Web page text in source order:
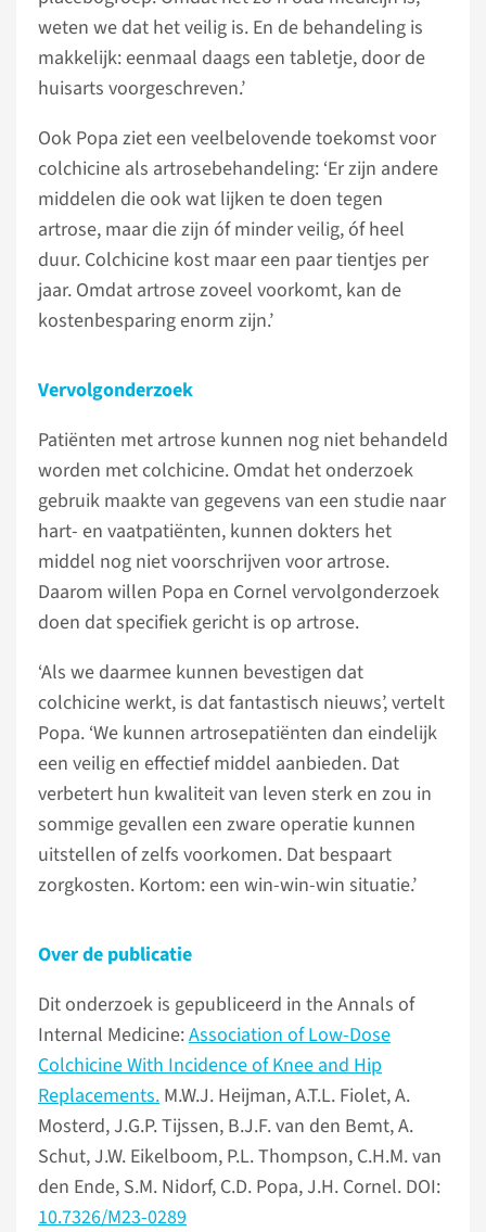
weten we dat het veilig is. En de behandeling is
makkelijk: eenmaal daags een tabletje, door de
huisarts voorgeschreven.’
Ook Popa ziet een veelbelovende toekomst voor
colchicine als artrosebehandeling: ‘Er zijn andere
middelen die ook wat lijken te doen tegen
artrose, maar die zijn óf minder veilig, óf heel
duur. Colchicine kost maar een paar tientjes per
jaar. Omdat artrose zoveel voorkomt, kan de
kostenbesparing enorm zijn.’
Vervolgonderzoek
Patiënten met artrose kunnen nog niet behandeld
worden met colchicine. Omdat het onderzoek
gebruik maakte van gegevens van een studie naar
hart- en vaatpatiënten, kunnen dokters het
middel nog niet voorschrijven voor artrose.
Daarom willen Popa en Cornel vervolgonderzoek
doen dat specifiek gericht is op artrose.
‘Als we daarmee kunnen bevestigen dat
colchicine werkt, is dat fantastisch nieuws’, vertelt
Popa. ‘We kunnen artrosepatiënten dan eindelijk
een veilig en effectief middel aanbieden. Dat
verbetert hun kwaliteit van leven sterk en zou in
sommige gevallen een zware operatie kunnen
uitstellen of zelfs voorkomen. Dat bespaart
zorgkosten. Kortom: een win-win-win situatie.’
Over de publicatie
Dit onderzoek is gepubliceerd in the Annals of
Internal Medicine:Association of Low-Dose
Colchicine With Incidence of Knee and Hip
Replacements. M.W.J. Heijman, A.T.L. Fiolet, A.
Mosterd, J.G.P. Tijssen, B.J.F. van den Bemt, A.
Schut, J.W. Eikelboom, P.L. Thompson, C.H.M. van
den Ende, S.M. Nidorf, C.D. Popa, J.H. Cornel. DOI:
10.7326/M23-0289